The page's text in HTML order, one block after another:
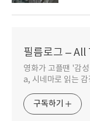
필름로그 –
영화가 고플땐 '감
a, 시네마로 읽는
구독하기